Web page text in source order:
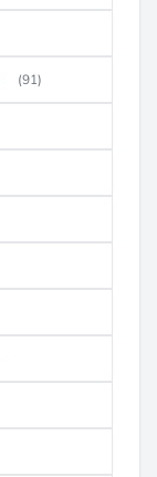
(91)